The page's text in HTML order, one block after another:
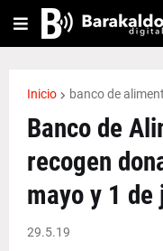
Inicio banco de
Banco de
recogen
mayo y 1 de
29.5.19